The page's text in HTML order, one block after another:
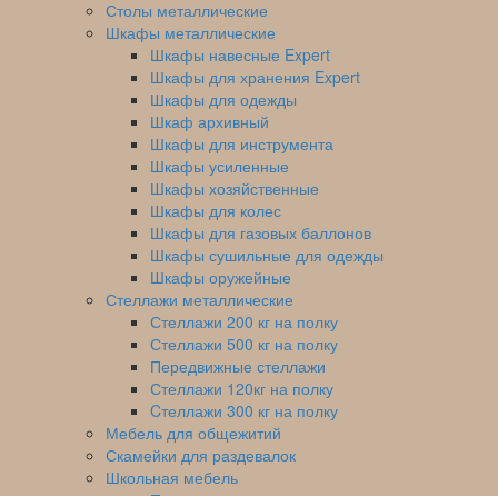
Столы металлические
Шкафы металлические
Шкафы навесные Expert
Шкафы для хранения Expert
Шкафы для одежды
Шкаф архивный
Шкафы для инструмента
Шкафы усиленные
Шкафы хозяйственные
Шкафы для колес
Шкафы для газовых баллонов
Шкафы сушильные для одежды
Шкафы оружейные
Стеллажи металлические
Стеллажи 200 кг на полку
Стеллажи 500 кг на полку
Передвижные стеллажи
Стеллажи 120кг на полку
Cтеллажи 300 кг на полку
Мебель для общежитий
Скамейки для раздевалок
Школьная мебель